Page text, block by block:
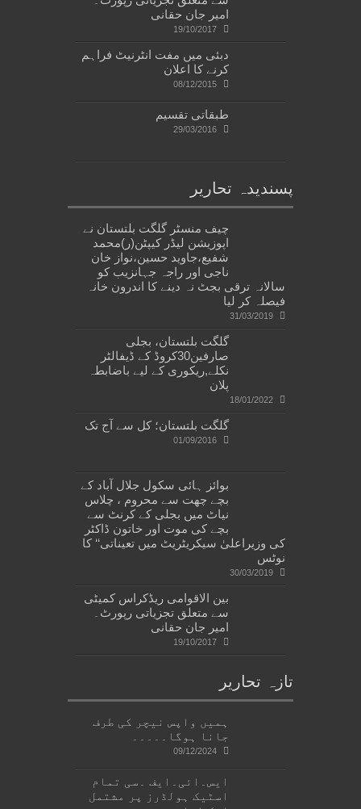
امیر جان حقانی
19/10/2017
دبئی میں مفت انٹرنیٹ فراہم
کرنے کا اعلان
08/12/2015
طبقاتی تقسیم
29/03/2016
پسندیدہ تحاریر
چیف منسٹر گلگت بلتستان نے
اپوزیشن لیڈر کیپٹن(ر)محمد
شفیع،جاوید حسین،نواز خان
ناجی اور راجہ جہانزیب کو
سالانہ ترقی بجٹ نہ دینے کا اندرون خانہ
فیصلہ کر لیا
31/03/2019
گلگت بلتستان، بجلی
صارفین30کروڈ کے ڈیفالٹر
نکلے,ریکوری کے لیے باضابطہ
پلان
18/01/2022
گلگت بلتستان؛ کل سے آج تک
01/09/2016
بوائز ہائی سکول جلال آباد کے
بچے چھت سے محروم ، چلاس
نیاٹ میں بجلی کے کرنٹ سے
بچے کی موت اور خاتون ڈاکٹر
کی وزیراعلیٰ سیکریٹریٹ میں تعیناتی‘‘ کا
نوٹس
30/03/2019
بین الاقوامی ریڈکراس کمیٹی
سے متعلق تجزیاتی رپورٹ۔
امیر جان حقانی
19/10/2017
تازہ تحاریر
ہمیں واپس نیچر کی طرف
جانا ہوگا۔۔۔۔۔
09/12/2024
ایس۔ائی۔ایف ۔سی تمام
اسٹیک ہولڈرز پر مشتمل